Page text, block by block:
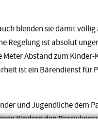
blenden sie damit völlig
Regelung ist absolut
Abstand zum
ist ein Bärendienst für
und Jugendliche dem
Kindern den
an die Familien in der